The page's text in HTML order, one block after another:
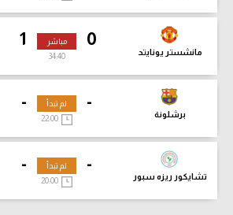
0
مانشستر يونايتد
1 مباشر
34:42
-
برشلونة
- لم تبدأ
-
تشايكور ريزه سبور
- لم تبدأ